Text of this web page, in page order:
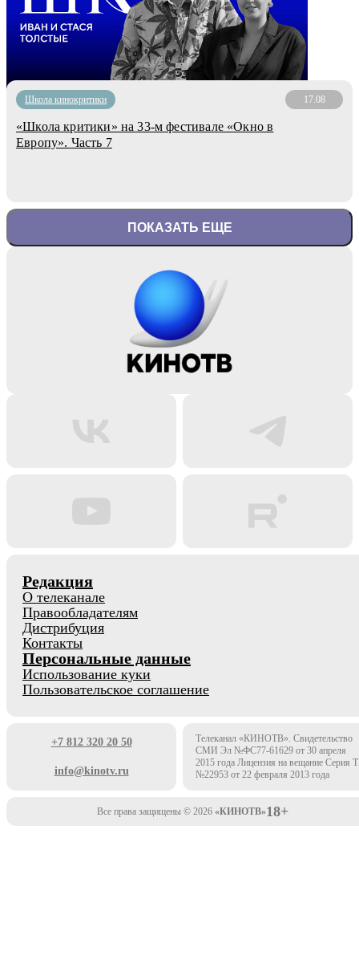
Школа кинокритики 17.08
«Школа критики» на 33-м фестивале «Окно в
Европу». Часть 7
ПОКАЗАТЬ ЕЩЕ
Редакция
О телеканале
Правообладателям
Дистрибуция
Контакты
Персональные данные
Использование куки
Пользовательское соглашение
+7 812 320 20 50
info@kinotv.ru
Телеканал «КИНОТВ». Свидетельство
СМИ Эл №ФС77-61629 от 30 апреля
2015 года Лицензия на вещание Серия
№22953 от 22 февраля 2013 года
Все права защищены © 2026 «КИНОТВ»18+